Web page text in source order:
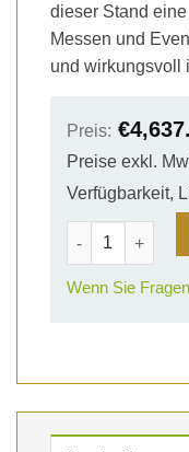
dieser Stand
Messen und
und wirkungsvoll
Preis: €
Preise exkl.
Verfügbarkeit,
4x3m Expo
Wenn Sie